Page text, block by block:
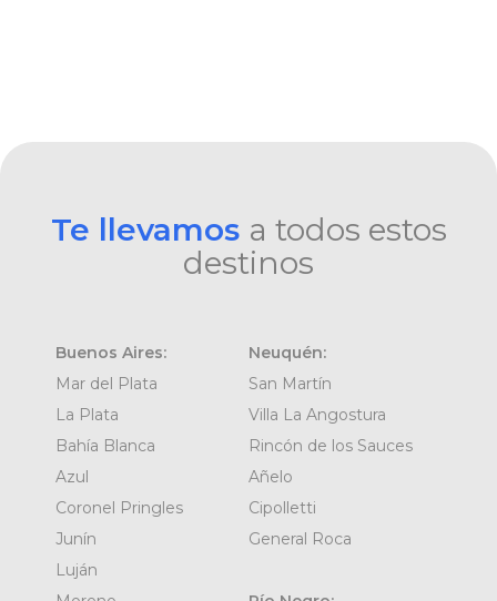
Te llevamos a todos estos
destinos
Buenos Aires:
Mar del Plata
La Plata
Bahía Blanca
Azul
Coronel Pringles
Junín
Luján
Neuquén:
San Martín
Villa La Angostura
Rincón de los Sauces
Añelo
Cipolletti
General Roca